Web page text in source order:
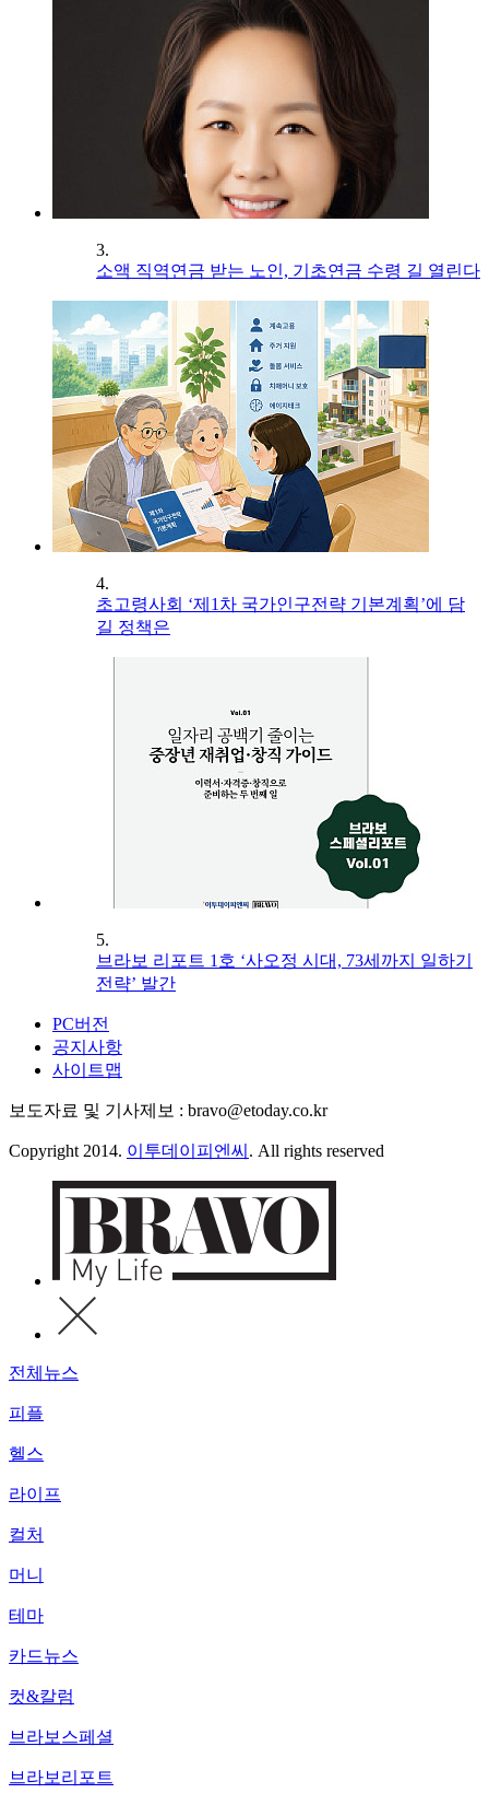
3.
소액 직역연금 받는 노인, 기초연금 수령 길 열린다
4.
초고령사회 ‘제1차 국가인구전략 기본계획’에 담
길 정책은
5.
브라보 리포트 1호 ‘사오정 시대, 73세까지 일하기
전략’ 발간
PC버전
공지사항
사이트맵
보도자료 및 기사제보 : bravo@etoday.co.kr
Copyright 2014. 이투데이피엔씨 . All rights reserved
전체뉴스
피플
헬스
라이프
컬처
머니
테마
카드뉴스
컷&칼럼
브라보스페셜
브라보리포트